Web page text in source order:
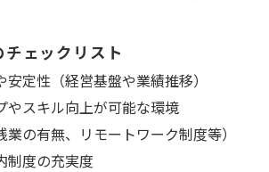
ェックリスト
定性（経営基盤や業績推移）
やスキル向上が可能な環境
の有無、リモートワーク制度等）
制度の充実度